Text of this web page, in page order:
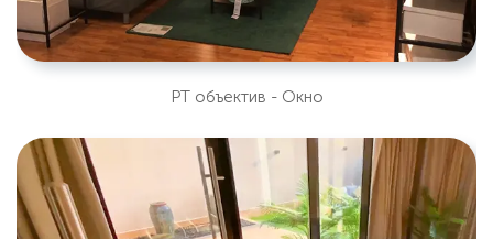
PT объектив - Окно